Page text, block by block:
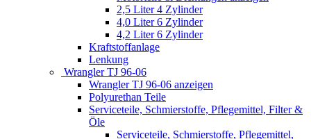
2,5 Liter 4 Zylinder
4,0 Liter 6 Zylinder
4,2 Liter 6 Zylinder
Kraftstoffanlage
Lenkung
Wrangler TJ 96-06
Wrangler TJ 96-06 anzeigen
Polyurethan Teile
Serviceteile, Schmierstoffe, Pflegemittel, Filter &
Öle
Serviceteile, Schmierstoffe, Pflegemittel,